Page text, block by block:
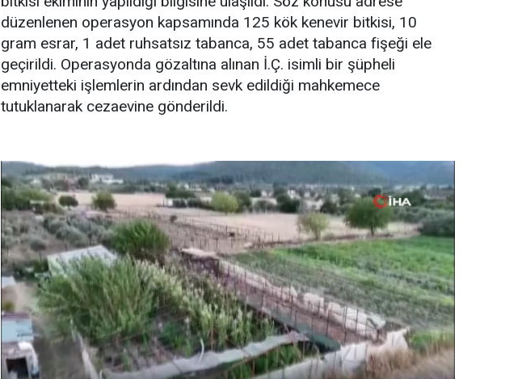
düzenlenen operasyon kapsamında 125 kök kenevir bitkisi, 10
gram esrar, 1 adet ruhsatsız tabanca, 55 adet tabanca fişeği ele
geçirildi. Operasyonda gözaltına alınan İ.Ç. isimli bir şüpheli
emniyetteki işlemlerin ardından sevk edildiği mahkemece
tutuklanarak cezaevine gönderildi.